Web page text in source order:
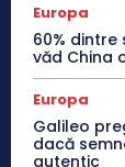
Europa
60% dintre
văd China
Europa
Galileo
dacă
autentic